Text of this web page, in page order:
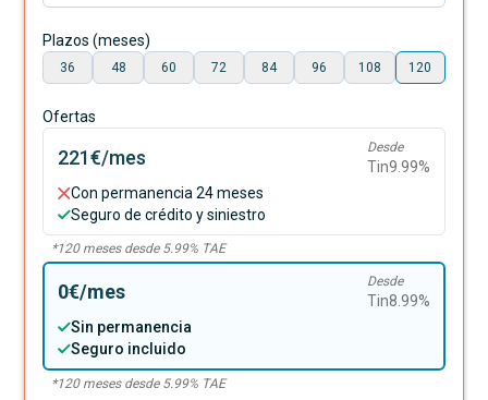
Plazos (meses)
36 48 60 72 84 96 108 120
Ofertas
221€/mes Desde
Tin9.99%
Con permanencia 24 meses
Seguro de crédito y siniestro
*120meses desde 5.99% TAE
0€/mes Desde
Tin8.99%
Sin permanencia
Seguro incluido
*120meses desde 5.99% TAE